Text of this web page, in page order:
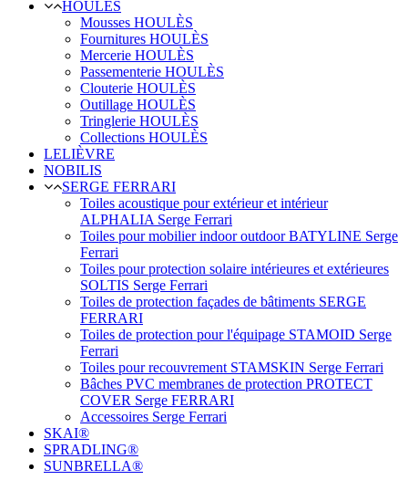
HOULÈS
Mousses HOULÈS
Fournitures HOULÈS
Mercerie HOULÈS
Passementerie HOULÈS
Clouterie HOULÈS
Outillage HOULÈS
Tringlerie HOULÈS
Collections HOULÈS
LELIÈVRE
NOBILIS
SERGE FERRARI
Toiles acoustique pour extérieur et intérieur
ALPHALIA Serge Ferrari
Toiles pour mobilier indoor outdoor BATYLINE Serge
Ferrari
Toiles pour protection solaire intérieures et extérieures
SOLTIS Serge Ferrari
Toiles de protection façades de bâtiments SERGE
FERRARI
Toiles de protection pour l'équipage STAMOID Serge
Ferrari
Toiles pour recouvrement STAMSKIN Serge Ferrari
Bâches PVC membranes de protection PROTECT
COVER Serge FERRARI
Accessoires Serge Ferrari
SKAI®
SPRADLING®
SUNBRELLA®